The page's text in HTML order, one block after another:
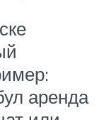
аренда